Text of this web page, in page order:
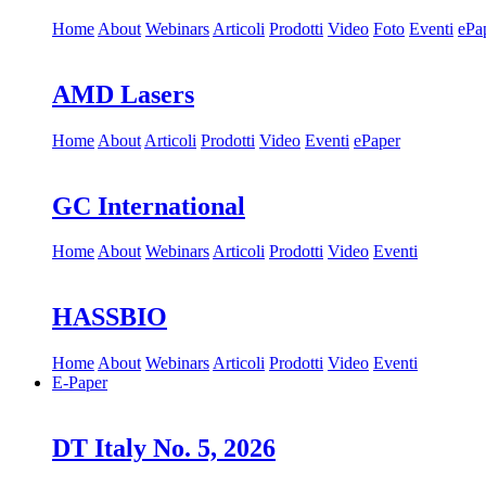
Home About Webinars Articoli Prodotti Video Foto Eventi
AMD Lasers
Home About Articoli Prodotti Video Eventi ePaper
GC International
HomeAbout WebinarsArticoli Prodotti Video Eventi
HASSBIO
Home About Webinars Articoli Prodotti Video Eventi
E-Paper
DT Italy No. 5, 2026